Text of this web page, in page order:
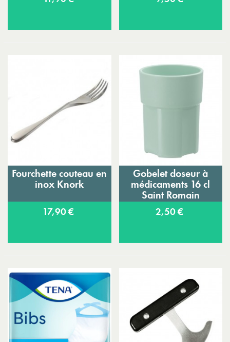
Fourchette couteau en
inox Knork
17,90 €
Gobelet doseur à
médicaments 16 cl
Saint Romain
2,50 €